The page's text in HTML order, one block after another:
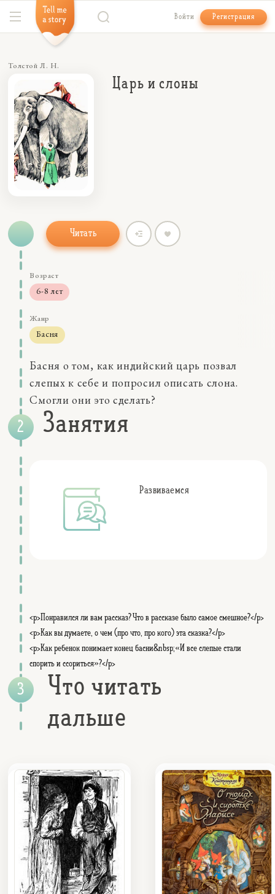
Войти Регистрация
Толстой Л. Н.
Царь и слоны
Читать
Возраст
6-8 лет
Жанр
Басня
0-5 мин
Навыки
восприятие
мышление
память
самосознание
Персонажи
Басня о том, как индийский царь позвал
слепых к себе и попросил описать слона.
Смогли они это сделать?
Занятия
Развиваемся
<p>Понравился ли вам рассказ? Что в рассказе было самое смешное?</p>
<p>Как вы думаете, о чем (про что, про кого) эта сказка?</p>
<p>Как ребенок понимает конец басни&nbsp;«И все слепые стали
спорить и ссориться»?</p>
Что читать
дальше